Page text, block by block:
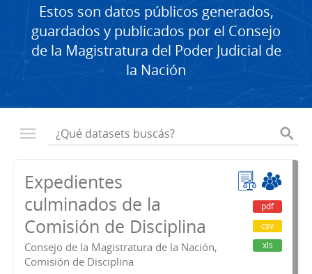
Estos son datos públicos generados,
guardados y publicados por el Consejo
de la Magistratura del Poder Judicial de
la Nación
Expedientes
culminados de la
Comisión de Disciplina
Consejo de la Magistratura de la Nación,
Comisión de Disciplina
pdf
csv
xls